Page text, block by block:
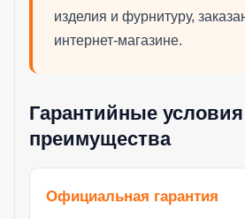
изделия и фурнитуру,
интернет-магазине.
Гарантийные
преимущества
Официальная гарантия